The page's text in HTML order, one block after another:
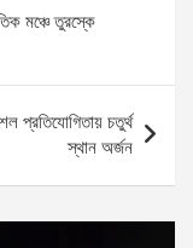
মঞ্চে তুরস্কে
প্রতিযোগিতায় চতুর্থ
স্থান অর্জন